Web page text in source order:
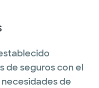
de seguros con el
de